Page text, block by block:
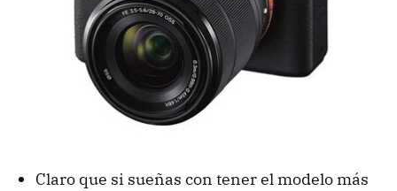
Claro que si sueñas con tener el modelo más